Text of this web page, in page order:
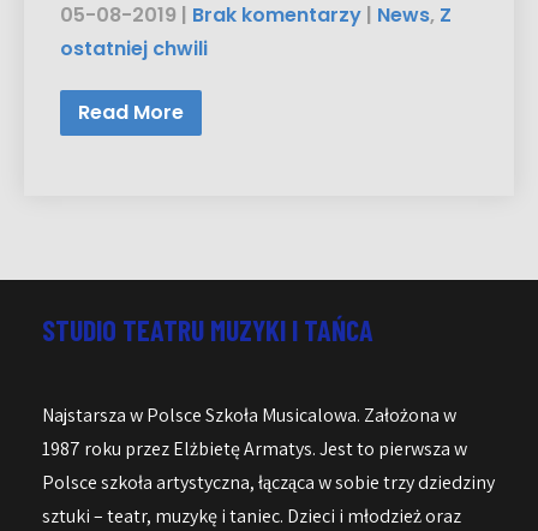
05-08-2019 | Brak komentarzy | News, Z
ostatniej chwili
Read More
STUDIO TEATRU MUZYKI I TAŃCA
Najstarsza w Polsce Szkoła Musicalowa. Założona w
1987 roku przez Elżbietę Armatys. Jest to pierwsza w
Polsce szkoła artystyczna, łącząca w sobie trzy dziedziny
sztuki – teatr, muzykę i taniec. Dzieci i młodzież oraz